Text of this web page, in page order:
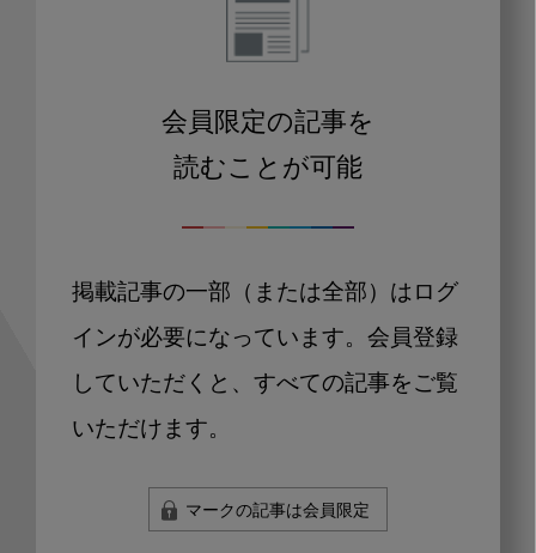
会員限定の記事を
読むことが可能
掲載記事の一部（または全部）はログ
インが必要になっています。会員登録
していただくと、すべての記事をご覧
いただけます。
マークの記事は会員限定